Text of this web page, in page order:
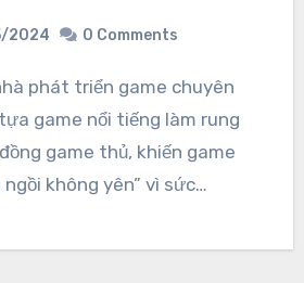
2024 0 Comments
game nổi tiếng làm rung
game thủ, khiến game
không yên” vì sức…